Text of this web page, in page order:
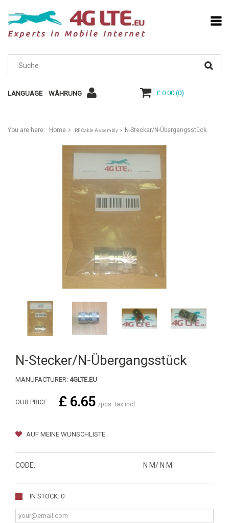
LANGUAGE WÄHRUNG £ 0.00(0)
You are here: Home RF Cable Assembly N-Stecker/N-Übergangsstück
N-Stecker/N-Übergangsstück
MANUFACTURER: 4GLTE.EU
OUR PRICE: £ 6.65 /pcs. tax incl.
AUF MEINE WUNSCHLISTE
CODE: N M/ N M
IN STOCK: 0